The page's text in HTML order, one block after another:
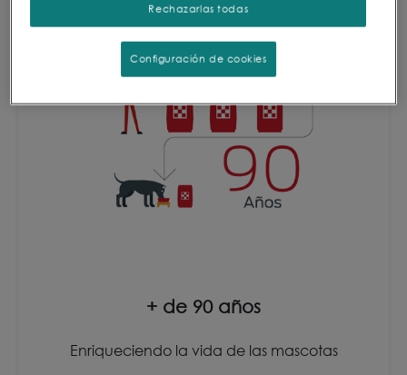
+ de 90 años
Enriqueciendo la vida de las mascotas
Rechazarlas todas
Configuración de cookies